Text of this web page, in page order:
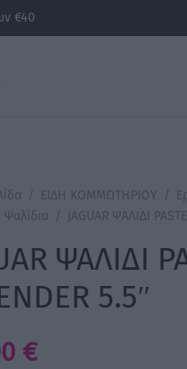
€40
/ ΕΙΔΗ ΚΟΜΜΩΤΗΡΙΟΥ /
/ JAGUAR ΨΑΛΙΔΙ
ΨΑΛΙΔΙ
5.5″
€